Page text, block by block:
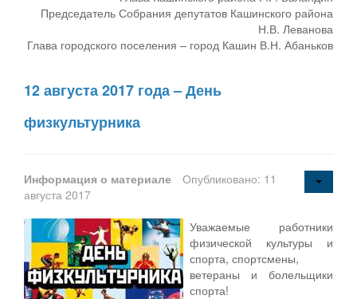
Председатель Собрания депутатов Кашинского района
Н.В. Леванова
Глава городского поселения – город Кашин В.Н. Абаньков
12 августа 2017 года – День
физкультурника
Информация о материале
Опубликовано: 11
августа 2017
Уважаемые работники
физической культуры и
спорта, спортсмены,
ветераны и болельщики
спорта!